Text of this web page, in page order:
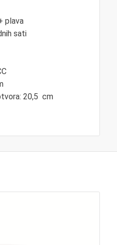
plava
sati
20,5 cm